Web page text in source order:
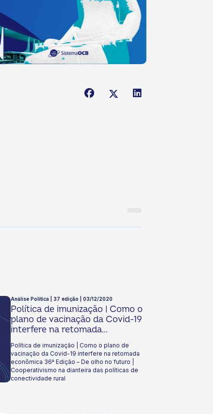
Análise Política | 37 edição | 03/12/2020
Política de imunização | Como o
plano de vacinação da Covid-19
interfere na retomada
econômica 36ª Edição – De olho
no futuro | Cooperativismo na
dianteira das políticas de
conectividade rural
Política de imunização | Como o plano de
vacinação da Covid-19 interfere na retomada
econômica 36ª Edição – De olho no futuro |
Cooperativismo na dianteira das políticas de
conectividade rural